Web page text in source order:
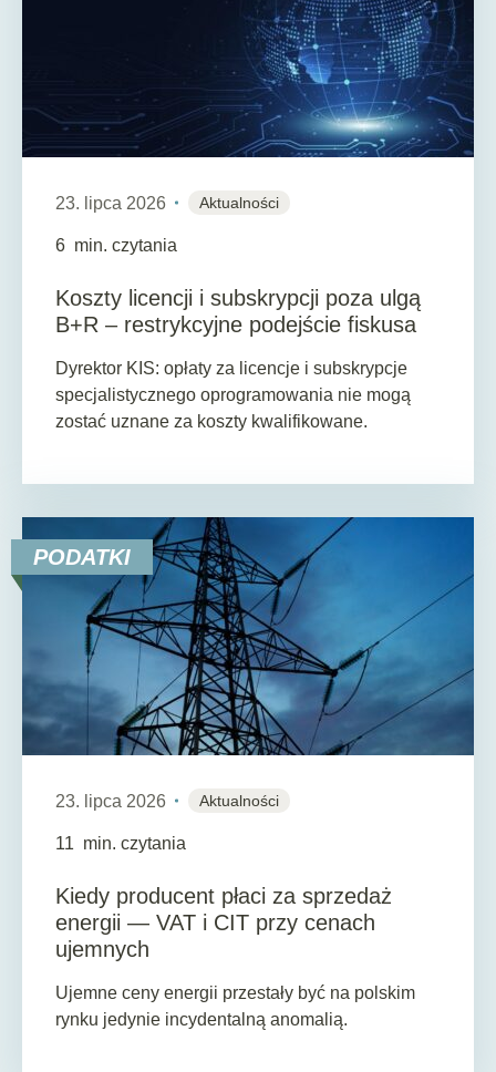
23. lipca 2026 Aktualności
6 min. czytania
Koszty licencji i subskrypcji poza ulgą
B+R – restrykcyjne podejście fiskusa
Dyrektor KIS: opłaty za licencje i subskrypcje
specjalistycznego oprogramowania nie mogą
zostać uznane za koszty kwalifikowane.
PODATKI
23. lipca 2026 Aktualności
11 min. czytania
Kiedy producent płaci za sprzedaż
energii — VAT i CIT przy cenach
ujemnych
Ujemne ceny energii przestały być na polskim
rynku jedynie incydentalną anomalią.